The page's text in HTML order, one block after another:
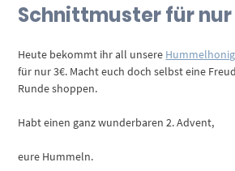
Schnittmuster für
Heute bekommt ihr all unsere
für nur 3€. Macht euch doch selbst eine
Runde shoppen.
Habt einen ganz wunderbaren 2. Advent,
eure Hummeln.